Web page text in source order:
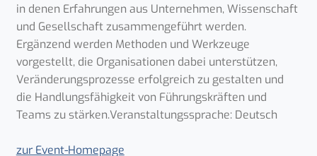
in denen Erfahrungen aus Unternehmen, Wissenschaft
und Gesellschaft zusammengeführt werden.
Ergänzend werden Methoden und Werkzeuge
vorgestellt, die Organisationen dabei unterstützen,
Veränderungsprozesse erfolgreich zu gestalten und
die Handlungsfähigkeit von Führungskräften und
Teams zu stärken.Veranstaltungssprache: Deutsch
zur Event-Homepage